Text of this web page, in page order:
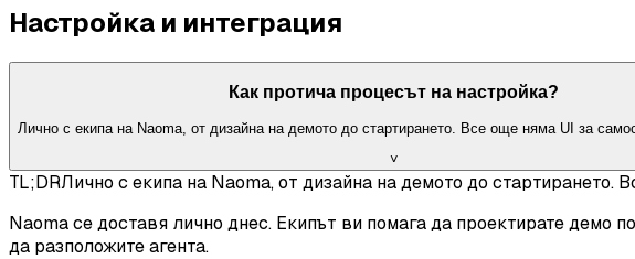
Настройка и интеграция
Как протича процесът на настройка?
Лично с екипа на Naoma, от дизайна на демото до стартирането. Все още няма UI за
˅
TL;DRЛично с екипа на Naoma, от дизайна на демото до стартирането.
Naoma се доставя лично днес. Екипът ви помага да проектирате
да разположите агента.